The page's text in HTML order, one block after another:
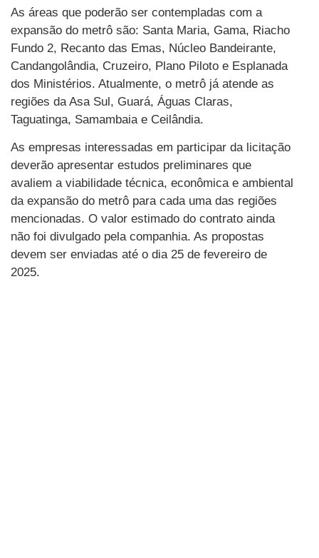
As áreas que poderão ser contempladas com a
expansão do metrô são: Santa Maria, Gama, Riacho
Fundo 2, Recanto das Emas, Núcleo Bandeirante,
Candangolândia, Cruzeiro, Plano Piloto e Esplanada
dos Ministérios. Atualmente, o metrô já atende as
regiões da Asa Sul, Guará, Águas Claras,
Taguatinga, Samambaia e Ceilândia.
As empresas interessadas em participar da licitação
deverão apresentar estudos preliminares que
avaliem a viabilidade técnica, econômica e ambiental
da expansão do metrô para cada uma das regiões
mencionadas. O valor estimado do contrato ainda
não foi divulgado pela companhia. As propostas
devem ser enviadas até o dia 25 de fevereiro de
2025.